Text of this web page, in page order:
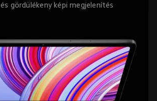
gördülékeny képi megjelenítés